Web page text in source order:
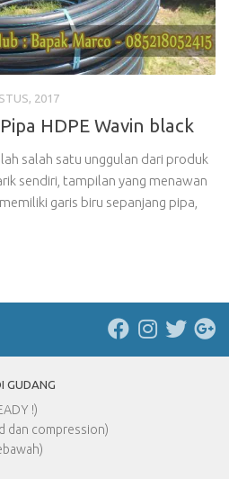
2017
HDPE Wavin black
salah satu unggulan dari produk
sendiri, tampilan yang menawan
garis biru sepanjang pipa,
GUDANG
!)
dan compression)